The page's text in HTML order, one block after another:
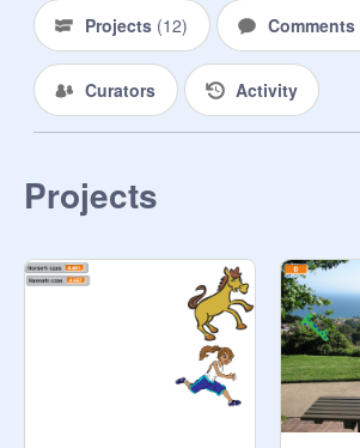
Projects (12) Comments
Curators Activity
Projects